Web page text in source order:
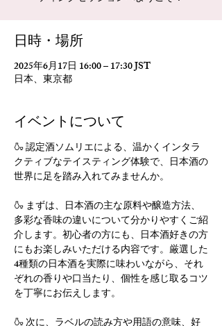
日時・場所
2025年6月17日 16:00 – 17:30 JST
日本、東京都
イベントについて
🍶 認定酒ソムリエによる、温かくインタラ
クティブなテイスティング体験で、日本酒の
世界に足を踏み入れてみませんか。
🍶 まずは、日本酒の主な原料や醸造方法、
多彩な香味の違いについて分かりやすくご紹
介します。初心者の方にも、日本酒好きの方
にもお楽しみいただける内容です。厳選した
4種類の日本酒を実際に味わいながら、それ
ぞれの香りや口当たり、個性を感じ取るコツ
を丁寧にお伝えします。